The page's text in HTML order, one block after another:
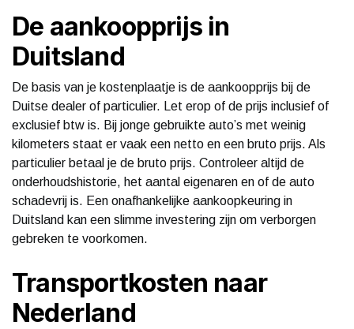
De aankoopprijs in
Duitsland
De basis van je kostenplaatje is de aankoopprijs bij de
Duitse dealer of particulier. Let erop of de prijs inclusief of
exclusief btw is. Bij jonge gebruikte auto’s met weinig
kilometers staat er vaak een netto en een bruto prijs. Als
particulier betaal je de bruto prijs. Controleer altijd de
onderhoudshistorie, het aantal eigenaren en of de auto
schadevrij is. Een onafhankelijke aankoopkeuring in
Duitsland kan een slimme investering zijn om verborgen
gebreken te voorkomen.
Transportkosten naar
Nederland